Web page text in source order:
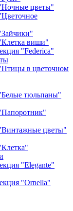
цветы"
виши"
"Federica"
в цветочном
тюльпаны"
цветы"
"Elegante"
"Ornella"